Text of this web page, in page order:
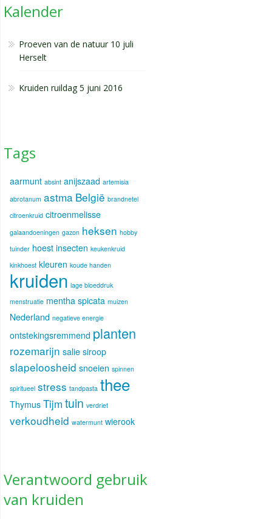
Kalender
Proeven van de natuur 10 juli
Herselt
Kruiden ruildag 5 juni 2016
Tags
aarmunt absint anijszaad artemisia
abrotanum astma België brandnetel
citroenkruid citroenmelisse
galaandoeningen gazon heksen hobby
tuinder hoest insecten keukenkruid
kinkhoest kleuren koude handen
kruiden lage bloeddruk
menstruatie mentha spicata muizen
Nederland negatieve energie
ontstekingsremmend planten
rozemarijn salie siroop
slapeloosheid snoeien spinnen
spiritueel stress tandpasta thee
Thymus Tijm tuin verdriet
verkoudheid watermunt wierook
Verantwoord gebruik
van kruiden